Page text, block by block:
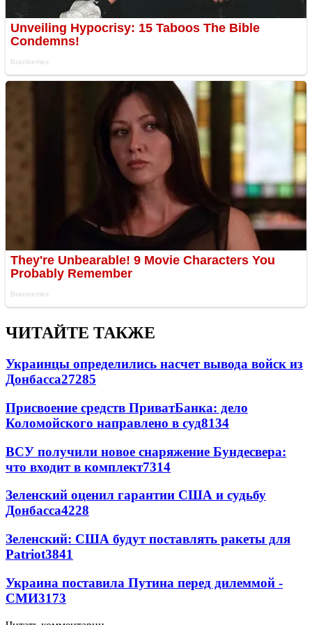
ЧИТАЙТЕ ТАКЖЕ
Украинцы определились насчет вывода войск из
Донбасса27285
Присвоение средств ПриватБанка: дело
Коломойского направлено в суд8134
ВСУ получили новое снаряжение Бундесвера:
что входит в комплект7314
Зеленский оценил гарантии США и судьбу
Донбасса4228
Зеленский: США будут поставлять ракеты для
Patriot3841
Украина поставила Путина перед дилеммой -
СМИ3173